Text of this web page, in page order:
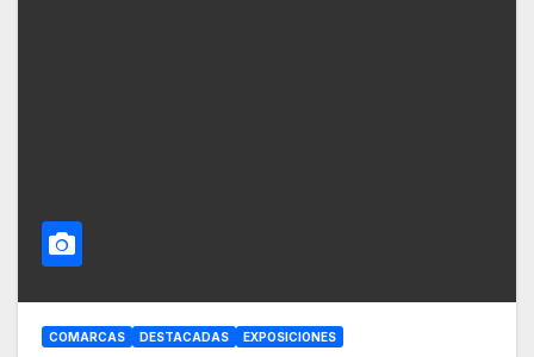
COMARCAS DESTACADAS EXPOSICIONES